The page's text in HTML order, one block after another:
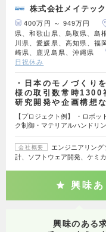
株式会社メイテック
400万円 ～ 949万円
県、和歌山県、鳥取県、島
川県、愛媛県、高知県、福
崎県、鹿児島県、沖縄県
日祝休み
・日本のモノづくり
様の取引数常時1300
研究開発や企画構想
【プロジェクト例】 ・ロボ
ク制御・マテリアルハンドリ
会社概要
エンジニアリング
計、ソフトウェア開発、ケミ
興味あ
興味のある